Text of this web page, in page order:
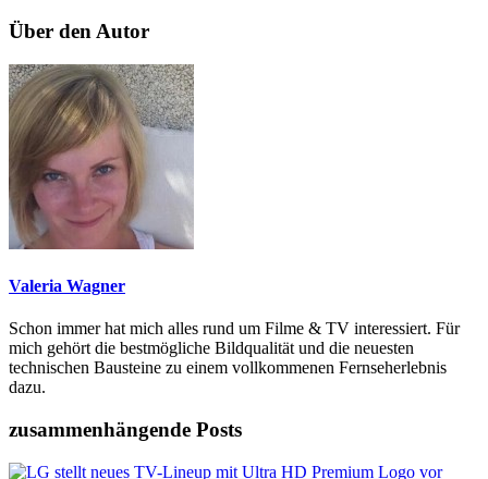
Über den Autor
Valeria Wagner
Schon immer hat mich alles rund um Filme & TV interessiert. Für
mich gehört die bestmögliche Bildqualität und die neuesten
technischen Bausteine zu einem vollkommenen Fernseherlebnis
dazu.
zusammenhängende Posts